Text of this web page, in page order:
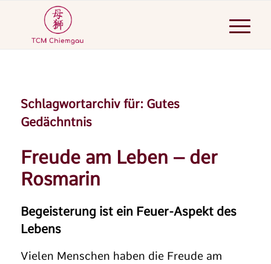
Schlagwortarchiv für: Gutes
Gedächntnis
Freude am Leben – der
Rosmarin
Begeisterung ist ein Feuer-Aspekt des
Lebens
Vielen Menschen haben die Freude am